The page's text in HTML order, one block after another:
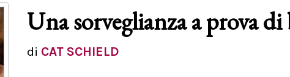
Una sorveglianza a prova
di CAT SCHIELD